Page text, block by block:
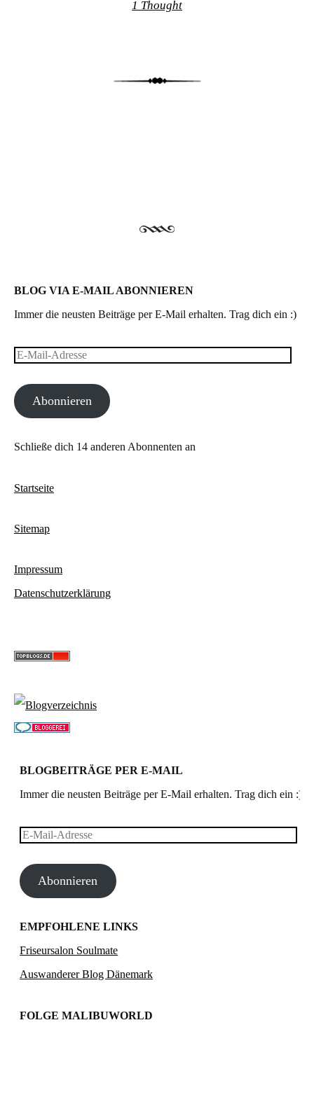
1 Thought
BLOG VIA E-MAIL ABONNIEREN
Immer die neusten Beiträge per E-Mail erhalten. Trag dich ein :)
E-
AdresseAbonnieren
Schließe dich 14 anderen Abonnenten an
Startseite
Sitemap
Impressum
Datenschutzerklärung
BLOGBEITRÄGE PER E-MAIL
Immer die neusten Beiträge per E-Mail erhalten. Trag dich ein :)
E-
AdresseAbonnieren
EMPFOHLENE LINKS
Friseursalon Soulmate
Auswanderer Blog Dänemark
FOLGE MALIBUWORLD